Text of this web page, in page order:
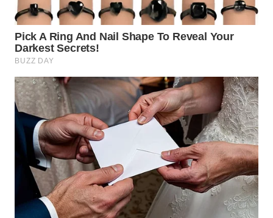
INDRAMAYU
WN
KUNINGAN
WN
MAJALENGKA
WN
SUBANG
WN
SUKABUMI